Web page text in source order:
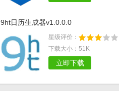
9ht日历生成器v1.0.0.0
星级评价：
下载大小：51K
立即下载